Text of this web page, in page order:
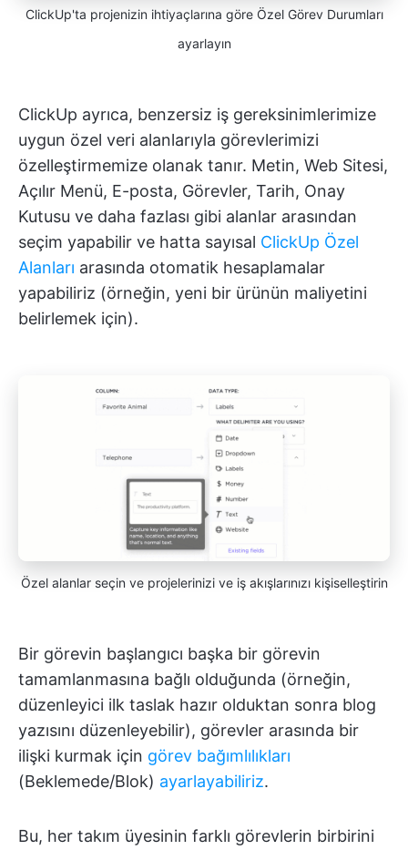
ClickUp'ta projenizin ihtiyaçlarına göre Özel Görev Durumları
ayarlayın
ClickUp ayrıca, benzersiz iş gereksinimlerimize
uygun özel veri alanlarıyla görevlerimizi
özelleştirmemize olanak tanır. Metin, Web Sitesi,
Açılır Menü, E-posta, Görevler, Tarih, Onay
Kutusu ve daha fazlası gibi alanlar arasından
seçim yapabilir ve hatta sayısal ClickUp Özel
Alanları arasında otomatik hesaplamalar
yapabiliriz (örneğin, yeni bir ürünün maliyetini
belirlemek için).
Özel alanlar seçin ve projelerinizi ve iş akışlarınızı kişiselleştirin
Bir görevin başlangıcı başka bir görevin
tamamlanmasına bağlı olduğunda (örneğin,
düzenleyici ilk taslak hazır olduktan sonra blog
yazısını düzenleyebilir), görevler arasında bir
ilişki kurmak için görev bağımlılıkları
(Beklemede/Blok) ayarlayabiliriz.
Bu, her takım üyesinin farklı görevlerin birbirini